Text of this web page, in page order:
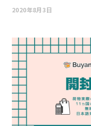
2020年8月3日